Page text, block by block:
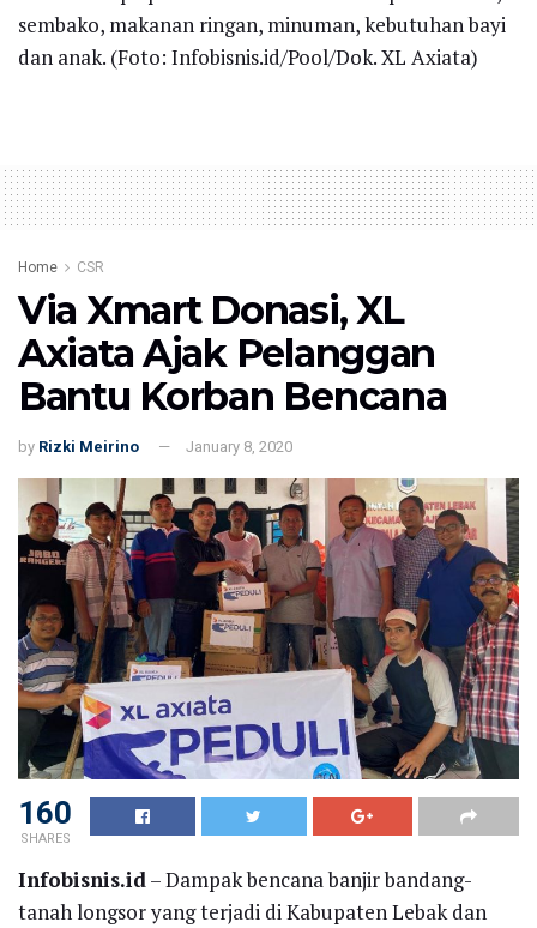
sembako, makanan ringan, minuman, kebutuhan bayi
dan anak. (Foto: Infobisnis.id/Pool/Dok. XL Axiata)
Home CSR
Via Xmart Donasi, XL
Axiata Ajak Pelanggan
Bantu Korban Bencana
by Rizki Meirino January 8, 2020
160
SHARES
Infobisnis.id– Dampak bencana banjir bandang-
tanah longsor yang terjadi di Kabupaten Lebak dan